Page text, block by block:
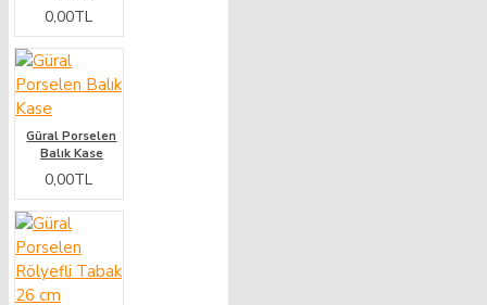
0,00TL
Güral Porselen
Balık Kase
0,00TL